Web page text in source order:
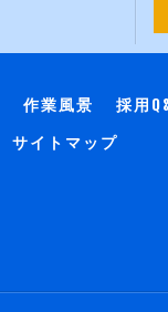
作業風景 採用
サイトマップ